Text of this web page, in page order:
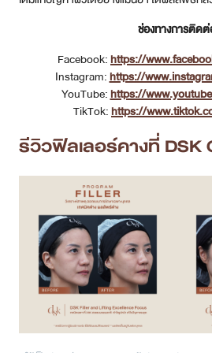
ช่องทางการติด
Facebook:https://
Instagram:https://
YouTube:https://
TikTok:https://
รีวิวฟิลเลอร์คางที่ DSK